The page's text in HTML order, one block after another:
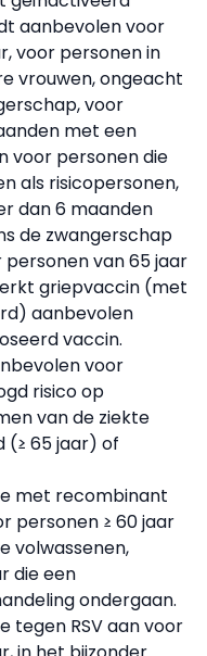
aanbevolen voor
voor personen in
vrouwen, ongeacht
voor
met een
voor personen die
als risicopersonen,
dan 6 maanden
de zwangerschap
van 65 jaar
griepvaccin (met
aanbevolen
vaccin.
voor
risico op
van de ziekte
(≥ 65 jaar) of
met recombinant
personen ≥ 60 jaar
volwassenen,
die een
ondergaan.
tegen RSV aan voor